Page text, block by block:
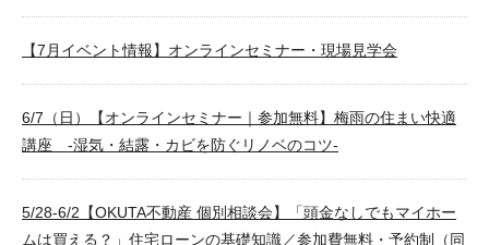
【7月イベント情報】オンラインセミナー・現場見学会
6/7（日）【オンラインセミナー｜参加無料】梅雨の住まい快適
講座 -湿気・結露・カビを防ぐリノベのコツ-
5/28-6/2【OKUTA不動産 個別相談会】「頭金なしでもマイホー
ムは買える？」住宅ローンの基礎知識／参加費無料・予約制（同